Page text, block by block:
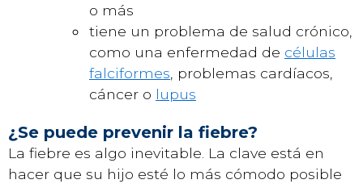
o más
tiene un problema de salud crónico,
como una enfermedad de células
falciformes , problemas cardíacos,
cáncer o lupus
¿Se puede prevenir la fiebre?
La fiebre es algo inevitable. La clave está en
hacer que su hijo esté lo más cómodo posible